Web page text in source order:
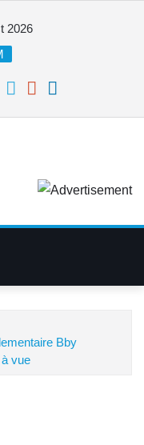
2026
Bby
vue